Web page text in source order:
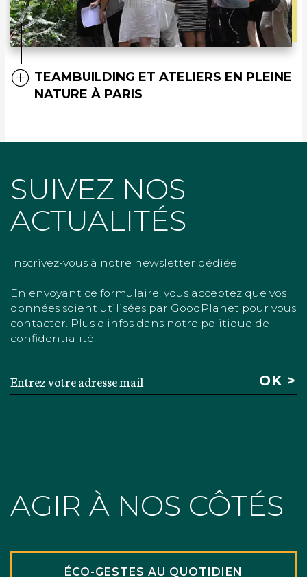
TEAMBUILDING ET ATELIERS EN PLEINE
NATURE À PARIS
SUIVEZ NOS
ACTUALITÉS
Inscrivez-vous à notre newsletter dédiée
En envoyant ce formulaire, vous acceptez que vos
données soient utilisées par GoodPlanet pour vous
contacter. Plus d'infos dans notre politique de
confidentialité.
AGIR À NOS CÔTÉS
ÉCO-GESTES AU QUOTIDIEN